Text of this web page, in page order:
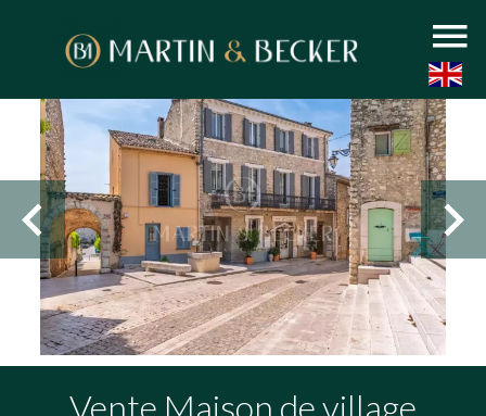
Vente Maison de village